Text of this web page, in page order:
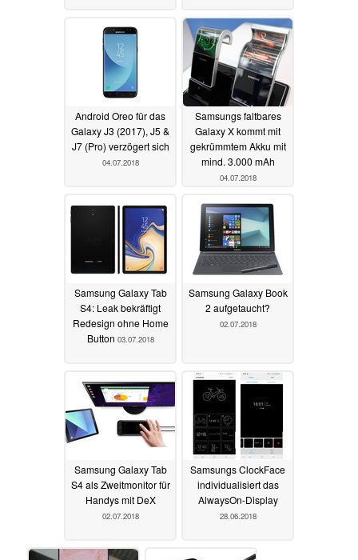
Android Oreo für das
Galaxy J3 (2017), J5 &
J7 (Pro) verzögert sich
04.07.2018
Samsungs faltbares
Galaxy X kommt mit
gekrümmtem Akku mit
mind. 3.000 mAh
04.07.2018
Samsung Galaxy Tab
S4: Leak bekräftigt
Redesign ohne Home
Button 03.07.2018
Samsung Galaxy Book
2 aufgetaucht?
02.07.2018
Samsung Galaxy Tab
S4 als Zweitmonitor für
Handys mit DeX
02.07.2018
Samsungs ClockFace
individualisiert das
AlwaysOn-Display
28.06.2018